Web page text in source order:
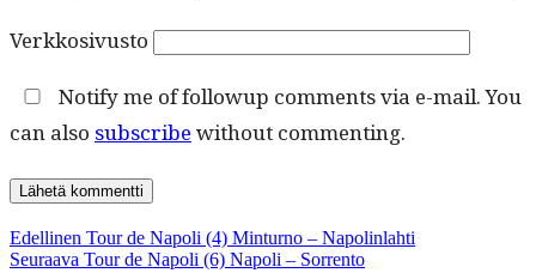
Verkkosivusto
Notify me of followup comments via e-mail. You
can also subscribe without commenting.
Artikkelien
Edellinen Edellinen
artikkeli:
Tour de Napoli (4) Minturno – Napolinlahti
Seuraava Seuraava
Tour de Napoli (6) Napoli – Sorrento